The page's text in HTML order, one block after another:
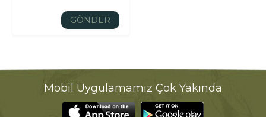
GÖNDER
Mobil Uygulamamız Çok Yakında